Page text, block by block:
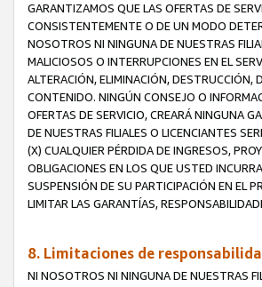
GARANTIZAMOS QUE LAS OFERTAS DE
CONSISTENTEMENTE O DE UN MODO
NOSOTROS NI NINGUNA DE NUESTRAS
MALICIOSOS O INTERRUPCIONES EN EL
ALTERACIÓN, ELIMINACIÓN,
CONTENIDO. NINGÚN CONSEJO O
OFERTAS DE SERVICIO, CREARÁ NINGUNA
DE NUESTRAS FILIALES O LICENCIANTES
(X) CUALQUIER PÉRDIDA DE INGRESOS,
OBLIGACIONES EN LOS QUE USTED
SUSPENSIÓN DE SU PARTICIPACIÓN EN EL
LIMITAR LAS GARANTÍAS,
8. Limitaciones de
NI NOSOTROS NI NINGUNA DE NUESTRAS